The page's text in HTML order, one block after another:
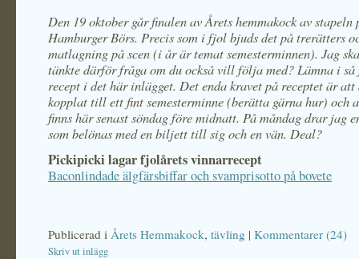
Den 19 oktober går finalen av Årets hemmakock av stapeln
Hamburger Börs. Precis som i fjol bjuds det på trerätters
matlagning på scen (i år är temat semesterminnen). Jag
tänkte därför fråga om du också vill följa med? Lämna i
recept i det här inlägget. Det enda kravet på receptet är att
kopplat till ett fint semesterminne (berätta gärna hur) och
finns här senast söndag före midnatt. På måndag drar jag
som belönas med en biljett till sig och en vän. Deal?
Pickipicki lagar fjolårets vinnarrecept
Baconlindade älgfärsbiffar och svamprisotto på bovete
Publicerad i Årets Hemmakock, tävling | Kommentarer (24)
Skriv ut inlägg